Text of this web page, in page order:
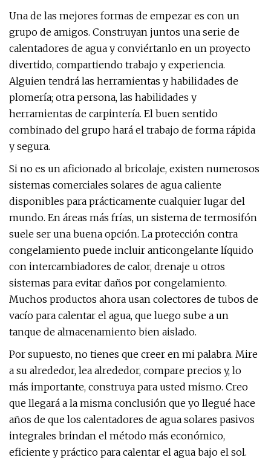
Una de las mejores formas de empezar es con un
grupo de amigos. Construyan juntos una serie de
calentadores de agua y conviértanlo en un proyecto
divertido, compartiendo trabajo y experiencia.
Alguien tendrá las herramientas y habilidades de
plomería; otra persona, las habilidades y
herramientas de carpintería. El buen sentido
combinado del grupo hará el trabajo de forma rápida
y segura.
Si no es un aficionado al bricolaje, existen numerosos
sistemas comerciales solares de agua caliente
disponibles para prácticamente cualquier lugar del
mundo. En áreas más frías, un sistema de termosifón
suele ser una buena opción. La protección contra
congelamiento puede incluir anticongelante líquido
con intercambiadores de calor, drenaje u otros
sistemas para evitar daños por congelamiento.
Muchos productos ahora usan colectores de tubos de
vacío para calentar el agua, que luego sube a un
tanque de almacenamiento bien aislado.
Por supuesto, no tienes que creer en mi palabra. Mire
a su alrededor, lea alrededor, compare precios y, lo
más importante, construya para usted mismo. Creo
que llegará a la misma conclusión que yo llegué hace
años de que los calentadores de agua solares pasivos
integrales brindan el método más económico,
eficiente y práctico para calentar el agua bajo el sol.